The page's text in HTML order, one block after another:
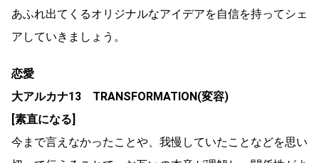
あふれ出てくるオリジナルなアイデアを自信を持ってシェ
アしていきましょう。
恋愛
大アルカナ13 TRANSFORMATION(変容)
[素直になる]
今まで言えなかったことや、我慢していたことなどを思い